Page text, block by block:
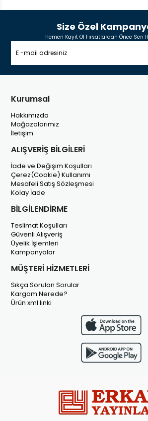
Size Özel
Hemen Kayıt Ol Fırsatlardan Önce Sen
Kurumsal
Hakkımızda
Mağazalarımız
İletişim
ALIŞVERİŞ BİLGİLERİ
İade ve Değişim Koşulları
Çerez(Cookie) Kullanımı
Mesafeli Satış Sözleşmesi
Kolay İade
BİLGİLENDİRME
Teslimat Koşulları
Güvenli Alışveriş
Üyelik İşlemleri
Kampanyalar
MÜŞTERİ HİZMETLERİ
Sıkça Sorulan Sorular
Kargom Nerede?
Ürün xml linki